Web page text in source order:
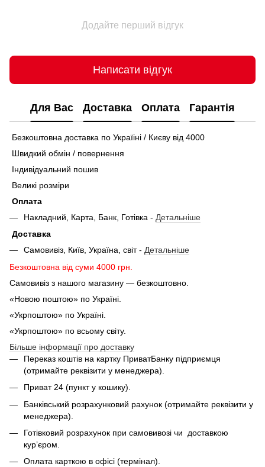
Додайте перший відгук
Написати відгук
Для Вас Доставка Оплата Гарантія
Безкоштовна доставка по Україіні / Києву від 4000
Швидкий обмін / повернення
Індивідуальний пошив
Великі розміри
Оплата
Накладний, Карта, Банк, Готівка - Детальніше
Доставка
Самовивіз, Київ, Україна, світ - Детальніше
Безкоштовна від суми 4000 грн.
Самовивіз з нашого магазину — безкоштовно.
«Новою поштою» по Україні.
«Укрпоштою» по Україні.
«Укрпоштою» по всьому світу.
Більше інформації про доставку
Переказ коштів на картку ПриватБанку підприємця
(отримайте реквізити у менеджера).
Приват 24 (пункт у кошику).
Банківський розрахунковий рахунок (отримайте реквізити у
менеджера).
Готівковий розрахунок при самовивозі чи доставкою
кур’єром.
Оплата карткою в офісі (термінал).